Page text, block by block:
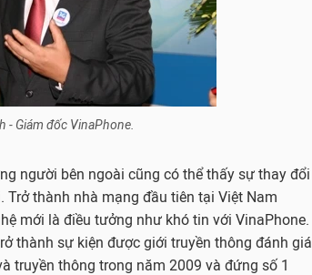
- Giám đốc VinaPhone.
người bên ngoài cũng có thể thấy sự thay đổi
thành nhà mạng đầu tiên tại Việt Nam
mới là điều tưởng như khó tin với VinaPhone.
thành sự kiện được giới truyền thông đánh giá
truyền thông trong năm 2009 và đứng số 1